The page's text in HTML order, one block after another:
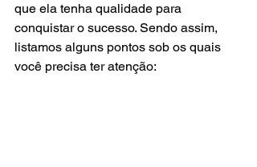
que ela tenha qualidade para
conquistar o sucesso. Sendo assim,
listamos alguns pontos sob os quais
você precisa ter atenção: